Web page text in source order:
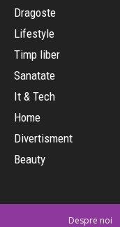
Dragoste
Lifestyle
Timp liber
Sanatate
It & Tech
Home
Divertisment
Beauty
Despre noi